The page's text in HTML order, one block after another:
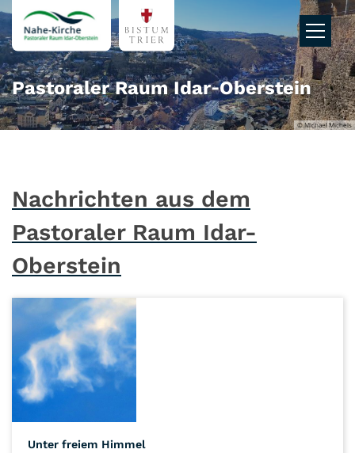
Zum Inhalt springen
© Michael Michels
Pastoraler Raum Idar‑Oberstein
Nachrichten aus dem
Pastoraler Raum Idar-
Oberstein
Unter freiem Himmel